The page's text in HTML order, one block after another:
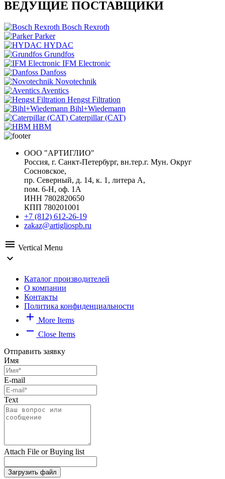
ВЕДУЩИЕ ПОСТАВЩИКИ
Bosch Rexroth
Parker
HYDAC
Grundfos
IFM Electronic
Danfoss
Novotechnik
Aventics
Hengst Filtration
Bihl+Wiedemann
Caterpillar (CAT)
HBM
ООО "АРТИГЛИО"
Россия, г. Санкт-Петербург, вн.тер.г. Мун. Округ
Сосновское,
пр. Северный, д. 14, к. 1, литера А,
пом. 6-Н, оф. 1А
ИНН 7802820650
КПП 780201001
+7 (812) 612-26-19
zakaz@artigliospb.ru
menu Vertical Menu
expand_more
Каталог производителей
О компании
Контакты
Политика конфиденциальности
add More Items
remove Close Items
Отправить заявку
Имя
E-mail
Text
Attach File or Buying list
Загрузить файл